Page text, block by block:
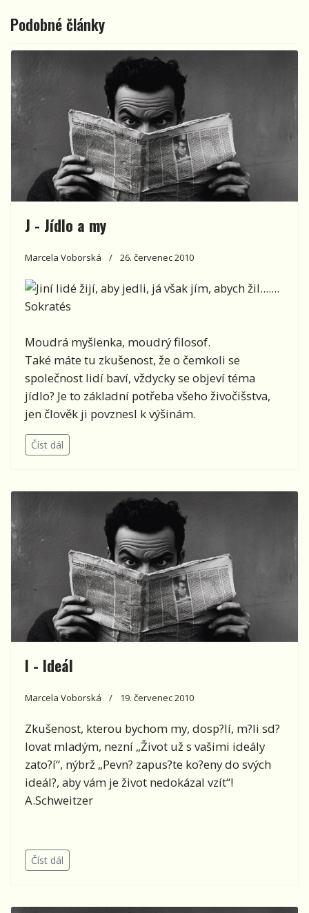
Podobné články
J - Jídlo a my
Marcela Voborská 26. červenec 2010
Jiní lidé žijí, aby jedli, já však jím, abych žil.......
Sokratés
Moudrá myšlenka, moudrý filosof.
Také máte tu zkušenost, že o čemkoli se
společnost lidí baví, vždycky se objeví téma
jídlo? Je to základní potřeba všeho živočišstva,
jen člověk ji povznesl k výšinám.
Číst dál
I - Ideál
Marcela Voborská 19. červenec 2010
Zkušenost, kterou bychom my, dosp?lí, m?li sd?
lovat mladým, nezní „Život už s vašimi ideály
zato?í“, nýbrž „Pevn? zapus?te ko?eny do svých
ideál?, aby vám je život nedokázal vzít“!
A.Schweitzer
Číst dál